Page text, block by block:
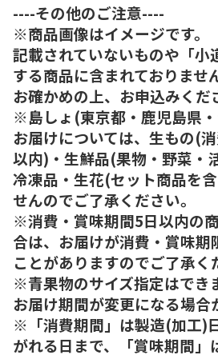
----その他のご注意----
※商品画像はイメージです。
記載されていないものや「小
する商品に含まれておりませ
お確かめの上、お申込みくだ
※島しょ(東京都・鹿児島県
お届けについては、生もの(
以内)・生鮮品(果物・野菜・
冷凍品・生花(セット商品を
せんのでご了承ください。
※消費・賞味期間5日以内の
合は、お届けが消費・賞味期
ことがありますのでご了承く
※青果物のサイズ指定はでき
お届け期間が変更になる場合
※「消費期間」は製造(加工)
がれる日まで、「賞味期間」